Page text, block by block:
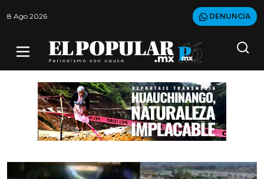
8 Ago 2026 DENUNCIA